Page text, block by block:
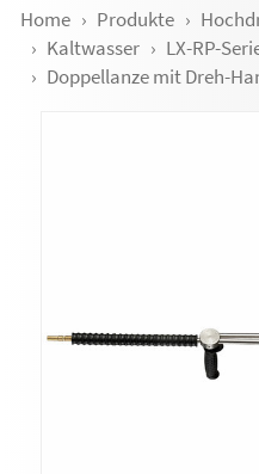
Home Produkte
Kaltwasser
LX-RP-
Doppellanze mit Dreh-